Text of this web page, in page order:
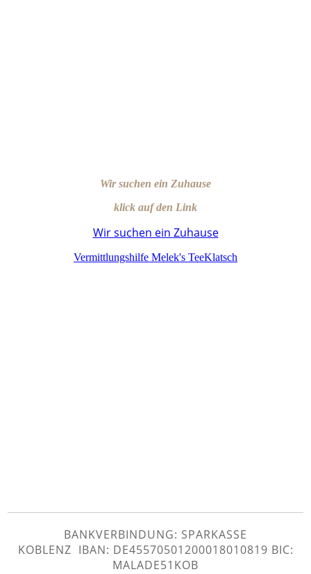
Wir suchen ein Zuhause
klick auf den Link
Wir suchen ein Zuhause
Vermittlungshilfe Melek's TeeKlatsch
BANKVERBINDUNG: SPARKASSE
KOBLENZ IBAN: DE45570501200018010819 BIC:
MALADE51KOB